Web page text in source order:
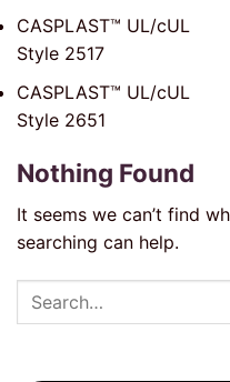
CASPLAST™ UL/cUL
Style 2517
CASPLAST™ UL/cUL
Style 2651
Nothing Found
It seems we can’t find
searching can help.